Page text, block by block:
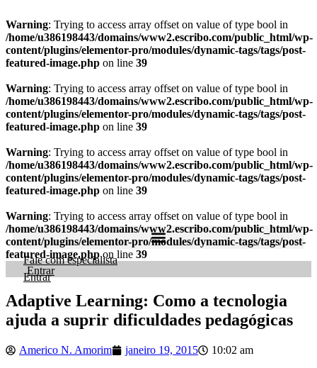
Warning: Trying to access array offset on value of type bool in
/home/u386198443/domains/www2.escribo.com/public_html/wp-
content/plugins/elementor-pro/modules/dynamic-tags/tags/post-
featured-image.php on line 39
Warning: Trying to access array offset on value of type bool in
/home/u386198443/domains/www2.escribo.com/public_html/wp-
content/plugins/elementor-pro/modules/dynamic-tags/tags/post-
featured-image.php on line 39
Warning: Trying to access array offset on value of type bool in
/home/u386198443/domains/www2.escribo.com/public_html/wp-
content/plugins/elementor-pro/modules/dynamic-tags/tags/post-
featured-image.php on line 39
Warning: Trying to access array offset on value of type bool in
/home/u386198443/domains/www2.escribo.com/public_html/wp-
content/plugins/elementor-pro/modules/dynamic-tags/tags/post-
featured-image.phpon line 39
para
conteúdo
Entrar
Fale com especialista
Entrar
Adaptive Learning: Como a tecnologia
ajuda a suprir dificuldades pedagógicas
Americo N. Amorim janeiro 19, 2015 10:02 am